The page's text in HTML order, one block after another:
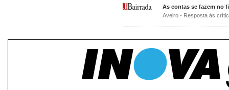
As contas se fazem no
Aveiro - Resposta às